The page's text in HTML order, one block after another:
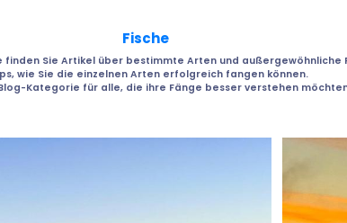
Fische
Sie Artikel über bestimmte Arten und
wie Sie die einzelnen Arten erfolgreich fangen können.
Kategorie für alle, die ihre Fänge besser verstehen